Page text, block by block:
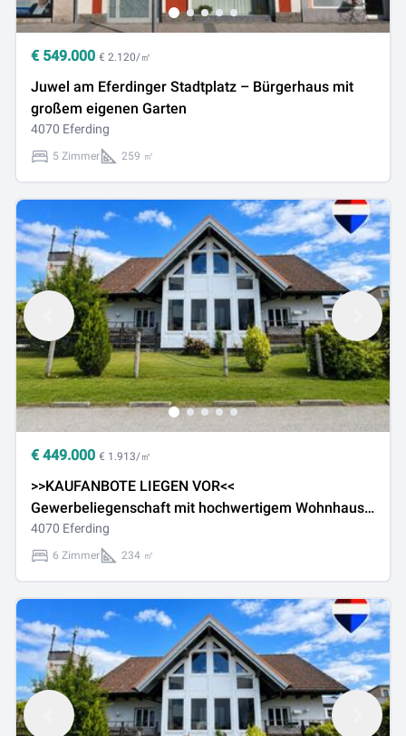
€ 549.000 € 2.120/㎡
Juwel am Eferdinger Stadtplatz – Bürgerhaus mit
großem eigenen Garten
4070 Eferding
5 Zimmer 259 ㎡
€ 449.000 € 1.913/㎡
>>KAUFANBOTE LIEGEN VOR<<
Gewerbeliegenschaft mit hochwertigem Wohnhaus
und großzügigen Freiflächen in Pupping
4070 Eferding
6 Zimmer 234 ㎡